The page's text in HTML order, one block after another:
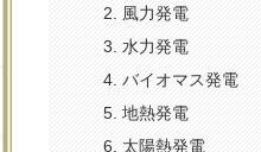
風力発電
水力発電
バイオマス発電
地熱発電
太陽熱発電